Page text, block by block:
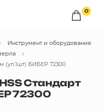
0
оптовым ценам.
Инструмент и оборудование
(уп.1шт) БИБЕР 72300
Стандарт
72300